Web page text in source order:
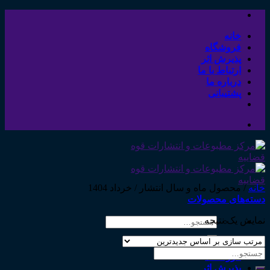
Skip
contentخانه
فروشگاه
پذیرش اثر
ارتباط با ما
درباره ما
پشتیبانی
جستجو
خانه
فروشگاه
پذیرش اثر
خانه /محصول ماه و سال انتشار / خرداد 1404
دسته‌های محصولات
نمایش یک نتیجه
جستجو